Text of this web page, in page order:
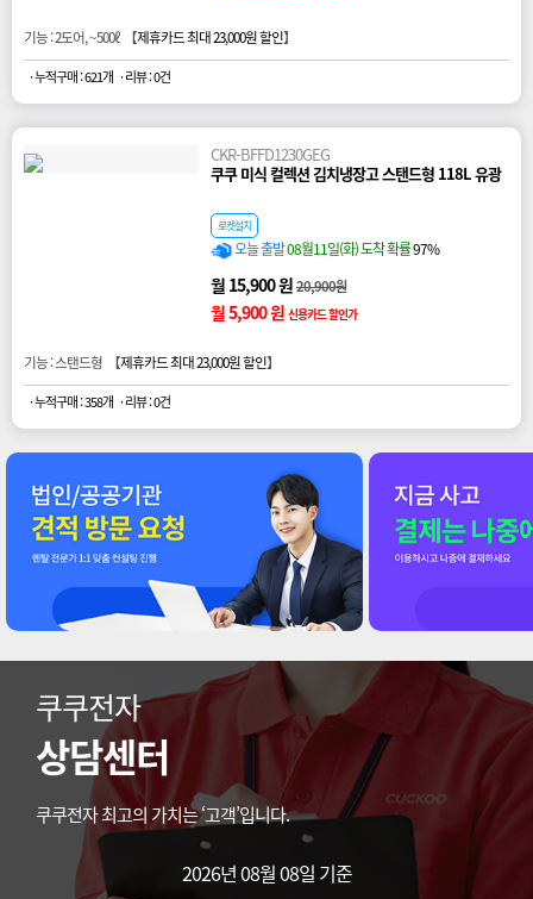
기능 : 2도어, ~500ℓ 【제휴카드 최대 23,000원 할인】
· 누적구매 : 621개 · 리뷰 : 0건
CKR-BFFD1230GEG
쿠쿠 미식 컬렉션 김치냉장고 스탠드형 118L 유광
로켓설치
오늘 출발08월11일(화) 도착 확률97%
월 15,900 원20,900원
월 5,900 원 신용카드 할인가
기능 : 스탠드형 【제휴카드 최대 23,000원 할인】
· 누적구매 : 358개 · 리뷰 : 0건
쿠쿠전자
상담센터
쿠쿠전자 최고의 가치는 ‘고객’입니다.
2026년 08월 08일 기준